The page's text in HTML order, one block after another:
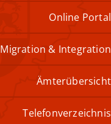
Online Portal
Migration & Integration
Ämterübersicht
Telefonverzeichnis